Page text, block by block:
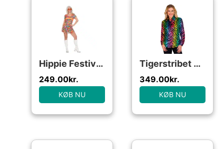
Hippie Festivalkjole Kostume
249.00kr.
KØB NU
Tigerstribet Pailletskjorte Regnbue
349.00kr.
KØB NU